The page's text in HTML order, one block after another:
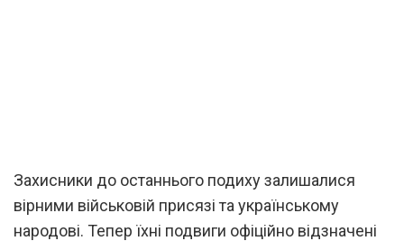
Захисники до останнього подиху залишалися
вірними військовій присязі та українському
народові. Тепер їхні подвиги офіційно відзначені